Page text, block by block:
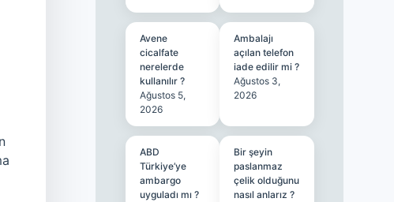
Avene
cicalfate
nerelerde
kullanılır ?
Ağustos 5,
2026
Ambalajı
açılan telefon
iade edilir mi ?
Ağustos 3,
2026
ABD
Türkiye’ye
ambargo
uyguladı mı ?
Bir şeyin
paslanmaz
çelik olduğunu
nasıl anlarız ?